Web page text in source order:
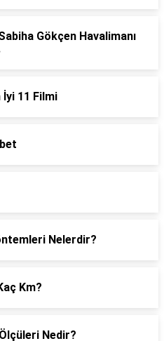
Gökçen Havalimanı
11 Filmi
Nelerdir?
Km?
Nedir?